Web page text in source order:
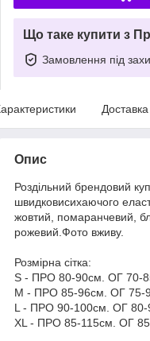
Що таке купити з
Замовлення під
Доставка
Опис
Роздільний брендовий
швидковисихаючого
жовтий, помаранчевий,
рожевий.Фото вживу.
Розмірна сітка:
S - ПРО 80-90см. ОГ 70-
M - ПРО 85-96см. ОГ 75-
L - ПРО 90-100см. ОГ 80-
XL - ПРО 85-115см. ОГ